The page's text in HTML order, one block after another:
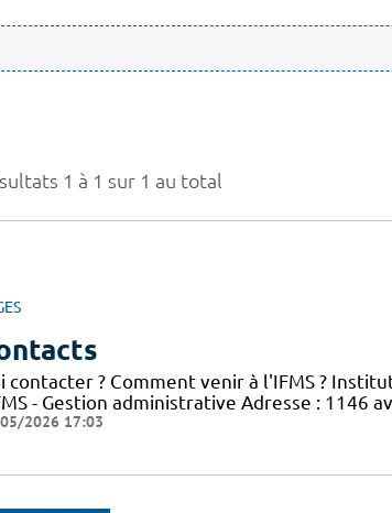
1 à 1 sur 1 au total
contacter ? Comment venir à l'IFMS ?
- Gestion administrative Adresse : 1146
2026 17:03